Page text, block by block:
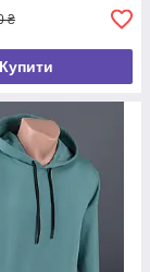
₴
Купити